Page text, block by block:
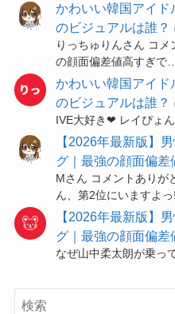
かわいい韓国アイ
のビジュアルは誰？
りっちゅりんさん コ
の顔面偏差値高すぎで
かわいい韓国アイ
のビジュアルは誰？
IVE大好き❤ レイぴょ
【2026年最新版】
グ｜最強の顔面偏差
Mさん コメントありが
ん、第2位にいますよ
【2026年最新版】
グ｜最強の顔面偏差
なぜ山中柔太朗が乗っ